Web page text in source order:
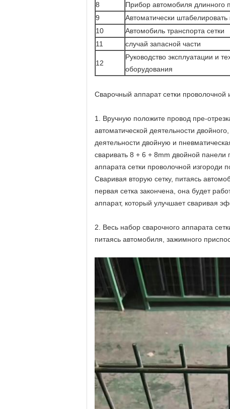
8
Прибор автомобиля длинного
9
Автоматически
10
Автомобиль транспорта сетки
11
случай запасной части
12
Руководство эксплуатации и
оборудования
Сварочный аппарат сетки проволочной
1. Вручную положите провод пре-
автоматической деятельности
деятельности двойную и
сваривать 8 + 6 + 8mm двойной панели
аппарата сетки проволочной изгороди
Сваривая вторую сетку, питаясь
первая сетка закончена, она будет
аппарат, который улучшает сваривая
2. Весь набор сварочного аппарата
питаясь автомобиля, зажимного